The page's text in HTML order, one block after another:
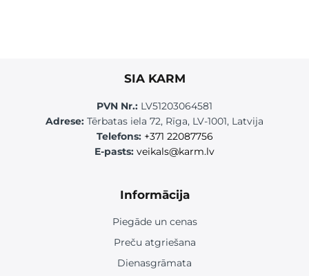
SIA KARM
PVN Nr.: LV51203064581
Adrese: Tērbatas iela 72, Rīga, LV-1001, Latvija
Telefons: +371 22087756
E-pasts: veikals@karm.lv
Informācija
Piegāde un cenas
Preču atgriešana
Dienasgrāmata